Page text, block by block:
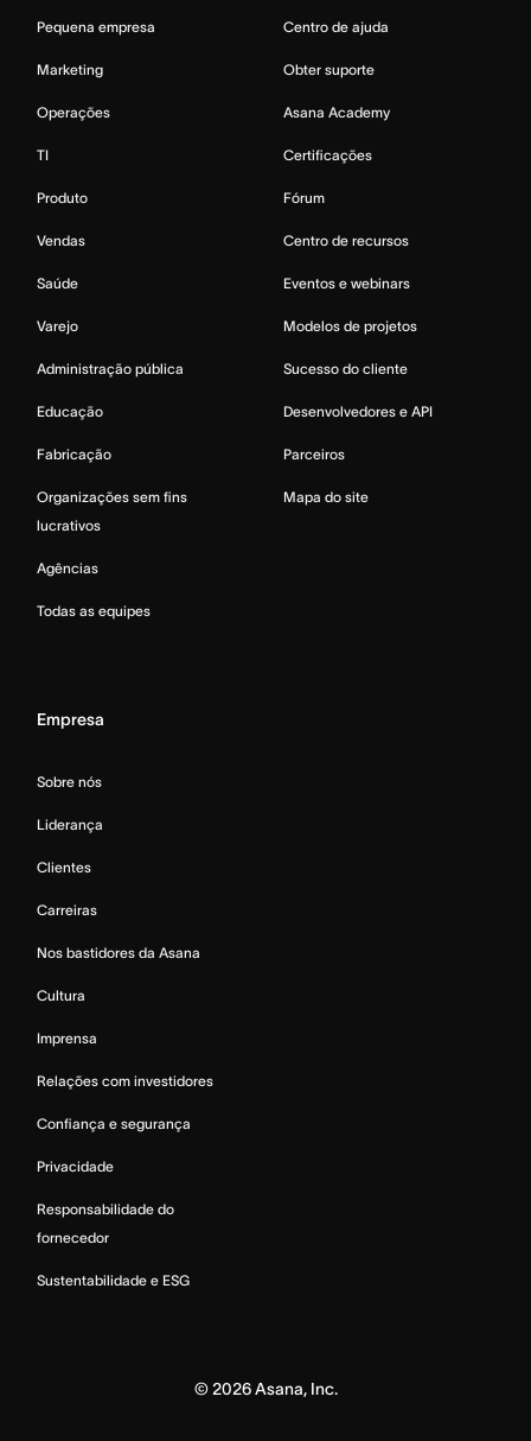
Pequena empresa
Marketing
Operações
TI
Produto
Vendas
Saúde
Varejo
Administração pública
Educação
Fabricação
Organizações sem fins
lucrativos
Agências
Todas as equipes
Centro de ajuda
Obter suporte
Asana Academy
Certificações
Fórum
Centro de recursos
Eventos e webinars
Modelos de projetos
Sucesso do cliente
Desenvolvedores e API
Parceiros
Mapa do site
Empresa
Sobre nós
Liderança
Clientes
Carreiras
Nos bastidores da Asana
Cultura
Imprensa
Relações com investidores
Confiança e segurança
Privacidade
Responsabilidade do
fornecedor
Sustentabilidade e ESG
© 2026Asana, Inc.